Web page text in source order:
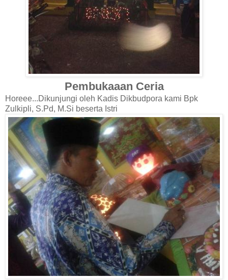
Pembukaaan Ceria
Horeee...Dikunjungi oleh Kadis Dikbudpora kami Bpk
Zulkipli, S.Pd, M.Si beserta Istri